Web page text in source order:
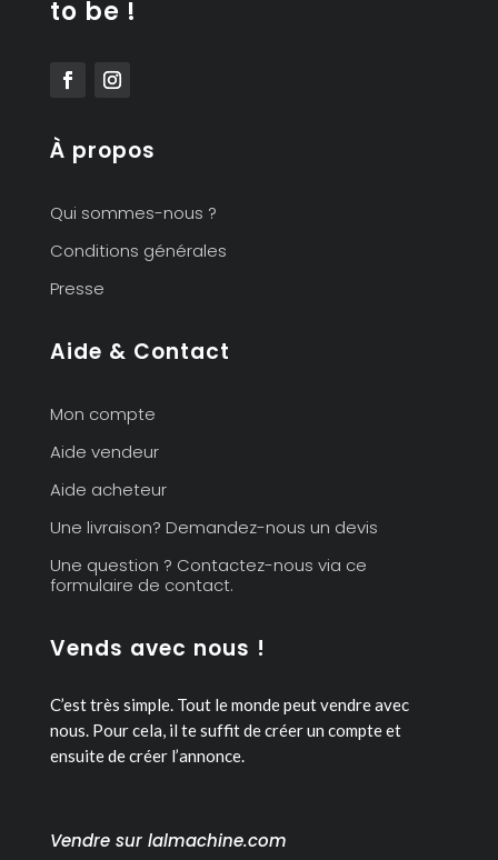
to be !
À propos
Qui sommes-nous ?
Conditions générales
Presse
Aide & Contact
Mon compte
Aide vendeur
Aide acheteur
Une livraison? Demandez-nous un devis
Une question ? Contactez-nous via ce
formulaire de contact.
Vends avec nous !
C’est très simple. Tout le monde peut vendre avec
nous. Pour cela, il te suffit de créer un compte et
ensuite de créer l’annonce.
Vendre sur lalmachine.com